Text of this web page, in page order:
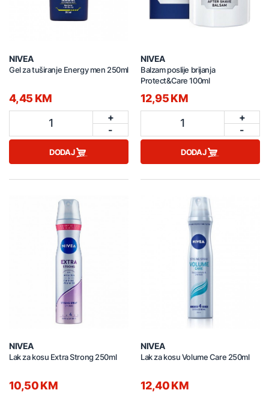
NIVEA
Gel za tuširanje Energy men 250ml
4,45 KM
1
+
-
DODAJ
NIVEA
Balzam poslije brijanja
Protect&Care 100ml
12,95 KM
1
+
-
DODAJ
NIVEA
Lak za kosu Extra Strong 250ml
10,50 KM
NIVEA
Lak za kosu Volume Care 250ml
12,40 KM